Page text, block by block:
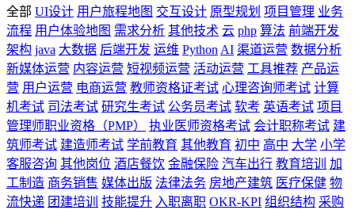
全部 UI设计 用户旅程地图 交互设计 原型规划 项目管理 业务
流程 用户体验地图 需求分析 其他技术 云 php 算法 前端开发
架构 java 大数据 后端开发 运维 Python AI 渠道运营 数据分析
新媒体运营 内容运营 短视频运营 活动运营 工具推荐 产品运
营 用户运营 电商运营 教师资格证考试 心理咨询师考试 计算
机考试 司法考试 研究生考试 公务员考试 软考 英语考试 项目
管理师职业资格（PMP）
执业医师资格考试 会计职称考试 建
筑师考试 建造师考试 学前教育 其他教育 初中 高中 大学 小学
客服咨询 其他岗位 酒店餐饮 金融保险 汽车出行 教育培训
加
工制造 商务销售 媒体出版 法律法务 房地产建筑 医疗保健 物
流快递 团建培训 技能提升 入职离职 OKR-KPI 组织结构 采购